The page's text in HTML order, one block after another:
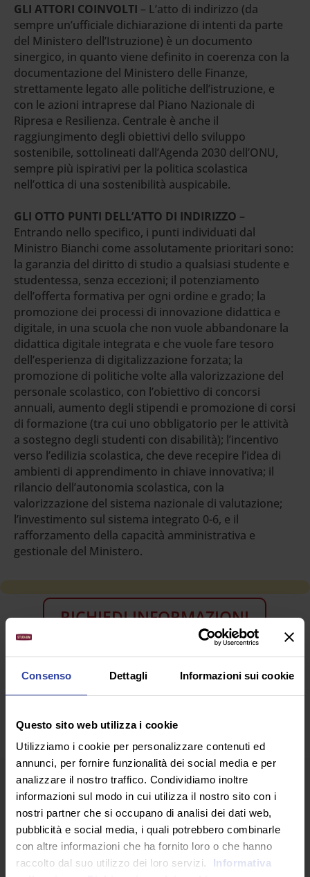
Consenso Dettagli Informazioni sui cookie
Questo sito web utilizza i cookie
Utilizziamo i cookie per personalizzare contenuti ed
annunci, per fornire funzionalità dei social media e per
analizzare il nostro traffico. Condividiamo inoltre
informazioni sul modo in cui utilizza il nostro sito con i
nostri partner che si occupano di analisi dei dati web,
pubblicità e social media, i quali potrebbero combinarle
con altre informazioni che ha fornito loro o che hanno
raccolto dal suo utilizzo dei loro servizi.
Informativa
GLI ATTORI COINVOLTI – L’atto di indirizzo (da
sempre un’ufficiale dichiarazione di intenti da parte
del Ministero dell’Istruzione) è un documento
sinergico, in quanto viene definito in coerenza con la
documentazione del Ministero delle Finanze,
strettamente legato alle politiche dell’istruzione, e
con le azioni intraprese dal Piano Nazionale di
Ripresa e Resilienza. Centrale è anche il
raggiungimento degli obiettivi dello sviluppo
sostenibile, sottolineati dall’Agenda 2030 dell’ONU,
sempre più ispirativi per la politica scolastica
nell’ottica di una sostenibilità auspicabile.
GLI OTTO PUNTI DELL’ATTO DI INDIRIZZO –
Entrando nello specifico, i punti individuati dal
Ministro Bianchi come assolutamente prioritari sono:
la garanzia del diritto di studio a qualsiasi studente e
studentessa, senza eccezioni; il potenziamento
dell’offerta formativa per ogni ordine e grado; la
promozione dei processi di innovazione didattica e
digitale, in una scuola che non vuole abbandonare la
didattica digitale integrata e che vuole fare tesoro
dell’esperienza di digitalizzazione forzata; la
promozione di politiche volte alla valorizzazione del
personale scolastico, con l’obiettivo di concorsi
annuali, aumento degli stipendi e promozione di corsi
di formazione (tra cui uno obbligatorio per le attività
a sostegno degli studenti con disabilità); l’incentivo
verso l’edilizia scolastica, che deve recepire l’idea di
ambienti di apprendimento in chiave innovativa; il
rilancio dell’autonomia scolastica, con la
valorizzazione del sistema nazionale di valutazione;
l’investimento sul sistema integrato 0-6, e il
rafforzamento della capacità amministrativa e
gestionale del Ministero.
RICHIEDI INFORMAZIONI